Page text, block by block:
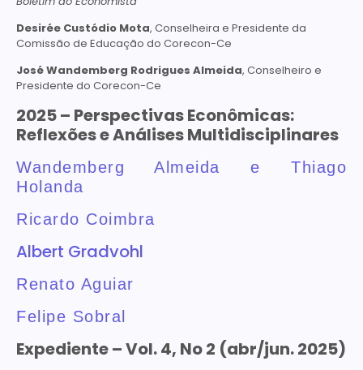
Desirée Custódio Mota, Conselheira e Presidente da
Comissão de Educação do Corecon-Ce
José Wandemberg Rodrigues Almeida, Conselheiro e
Presidente do Corecon-Ce
2025 – Perspectivas Econômicas:
Reflexões e Análises Multidisciplinares
Wandemberg Almeida e Thiago
Holanda
Ricardo Coimbra
Albert Gradvohl
Renato Aguiar
Felipe Sobral
Expediente – Vol. 4, No 2 (abr/jun. 2025)